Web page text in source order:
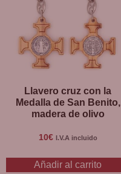
Llavero cruz con la
Medalla de San Benito,
madera de olivo
10€ I.V.A incluido
Añadir al carrito